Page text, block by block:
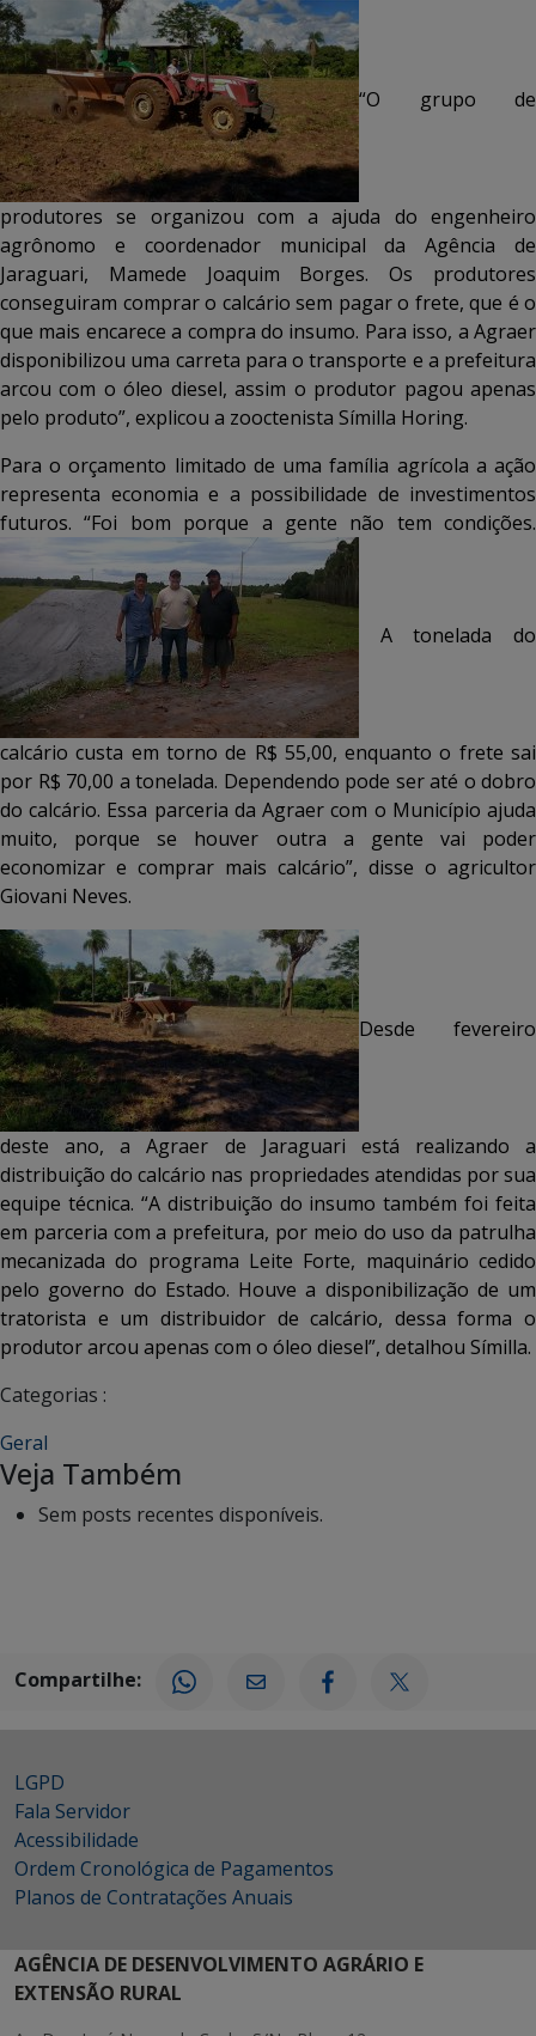
“O grupo de
produtores se organizou com a ajuda do engenheiro
agrônomo e coordenador municipal da Agência de
Jaraguari, Mamede Joaquim Borges. Os produtores
conseguiram comprar o calcário sem pagar o frete, que é o
que mais encarece a compra do insumo. Para isso, a Agraer
disponibilizou uma carreta para o transporte e a prefeitura
arcou com o óleo diesel, assim o produtor pagou apenas
pelo produto”, explicou a zooctenista Símilla Horing.
Para o orçamento limitado de uma família agrícola a ação
representa economia e a possibilidade de investimentos
futuros. “Foi bom porque a gente não tem condições.
A tonelada do
calcário custa em torno de R$ 55,00, enquanto o frete sai
por R$ 70,00 a tonelada. Dependendo pode ser até o dobro
do calcário. Essa parceria da Agraer com o Município ajuda
muito, porque se houver outra a gente vai poder
economizar e comprar mais calcário”, disse o agricultor
Giovani Neves.
Desde fevereiro
deste ano, a Agraer de Jaraguari está realizando a
distribuição do calcário nas propriedades atendidas por sua
equipe técnica. “A distribuição do insumo também foi feita
em parceria com a prefeitura, por meio do uso da patrulha
mecanizada do programa Leite Forte, maquinário cedido
pelo governo do Estado. Houve a disponibilização de um
tratorista e um distribuidor de calcário, dessa forma o
produtor arcou apenas com o óleo diesel”, detalhou Símilla.
Categorias :
Geral
Veja Também
Sem posts recentes disponíveis.
Compartilhe:
LGPD
Fala Servidor
Acessibilidade
Ordem Cronológica de Pagamentos
Planos de Contratações Anuais
AGÊNCIA DE DESENVOLVIMENTO AGRÁRIO E
EXTENSÃO RURAL